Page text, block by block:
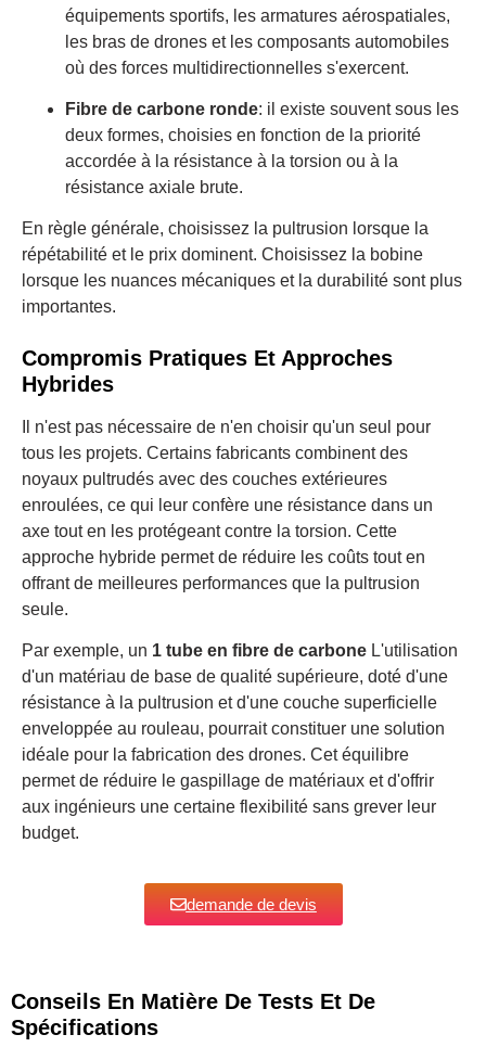
équipements sportifs, les armatures aérospatiales,
les bras de drones et les composants automobiles
où des forces multidirectionnelles s'exercent.
Fibre de carbone ronde: il existe souvent sous les
deux formes, choisies en fonction de la priorité
accordée à la résistance à la torsion ou à la
résistance axiale brute.
En règle générale, choisissez la pultrusion lorsque la
répétabilité et le prix dominent. Choisissez la bobine
lorsque les nuances mécaniques et la durabilité sont plus
importantes.
Compromis Pratiques Et Approches
Hybrides
Il n'est pas nécessaire de n'en choisir qu'un seul pour
tous les projets. Certains fabricants combinent des
noyaux pultrudés avec des couches extérieures
enroulées, ce qui leur confère une résistance dans un
axe tout en les protégeant contre la torsion. Cette
approche hybride permet de réduire les coûts tout en
offrant de meilleures performances que la pultrusion
seule.
Par exemple, un 1 tube en fibre de carbone L'utilisation
d'un matériau de base de qualité supérieure, doté d'une
résistance à la pultrusion et d'une couche superficielle
enveloppée au rouleau, pourrait constituer une solution
idéale pour la fabrication des drones. Cet équilibre
permet de réduire le gaspillage de matériaux et d'offrir
aux ingénieurs une certaine flexibilité sans grever leur
budget.
demande de devis
Conseils En Matière De Tests Et De
Spécifications